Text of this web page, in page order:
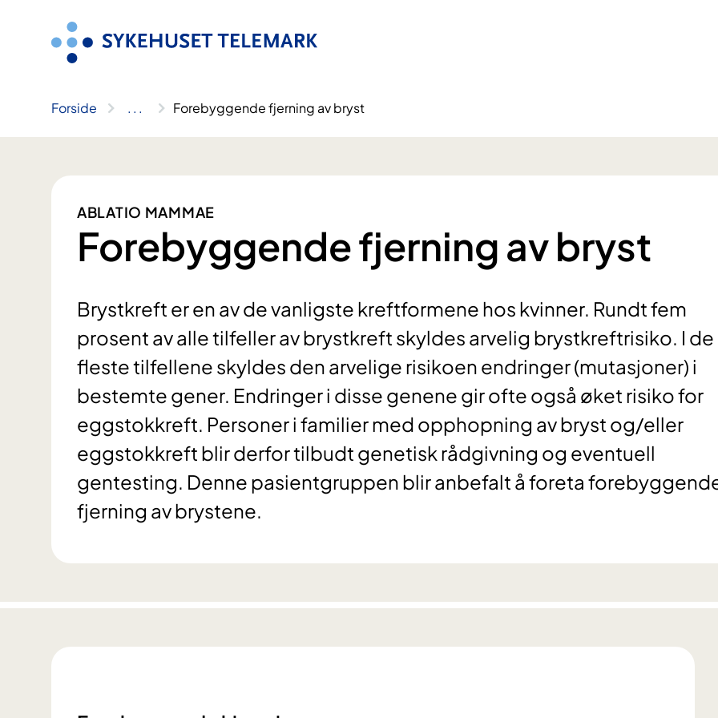
Forside .. . Forebyggende fjerning av bryst
ABLATIO MAMMAE
Forebyggende fjerning av bryst
Brystkreft er en av de vanligste kreftformene hos kvinner. Rundt fem
prosent av alle tilfeller av brystkreft skyldes arvelig brystkreftrisiko. I de
fleste tilfellene skyldes den arvelige risikoen endringer (mutasjoner) i
bestemte gener. Endringer i disse genene gir ofte også øket risiko for
eggstokkreft. Personer i familier med opphopning av bryst og/eller
eggstokkreft blir derfor tilbudt genetisk rådgivning og eventuell
gentesting. Denne pasientgruppen blir anbefalt å foreta
fjerning av brystene.